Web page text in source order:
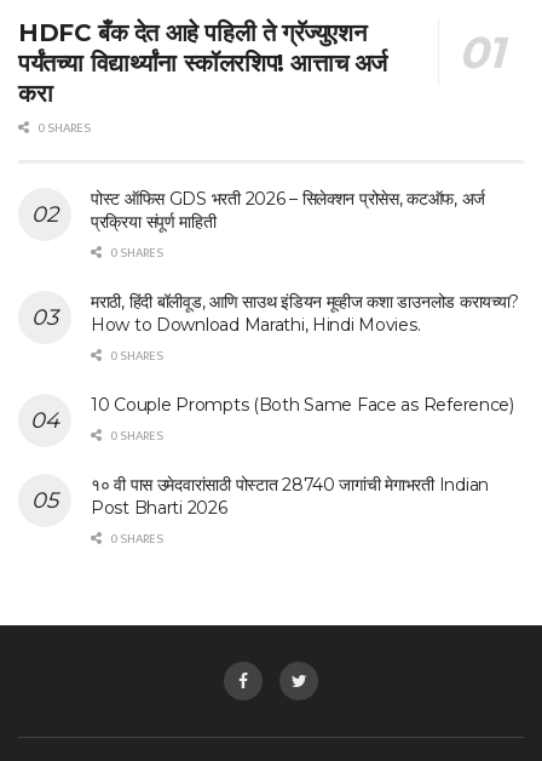
HDFC बँक देत आहे पहिली ते ग्रॅज्युएशन
पर्यंतच्या विद्यार्थ्यांना स्कॉलरशिप! आत्ताच अर्ज
करा
0 SHARES
पोस्ट ऑफिस GDS भरती 2026 – सिलेक्शन प्रोसेस, कटऑफ, अर्ज
प्रक्रिया संपूर्ण माहिती
0 SHARES
मराठी, हिंदी बॉलीवूड, आणि साउथ इंडियन मूव्हीज कशा डाउनलोड करायच्या?
How to Download Marathi, Hindi Movies.
0 SHARES
10 Couple Prompts (Both Same Face as Reference)
0 SHARES
१० वी पास उमेदवारांसाठी पोस्टात 28740 जागांची मेगाभरती Indian
Post Bharti 2026
0 SHARES